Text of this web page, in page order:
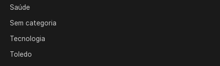
Saúde
Sem categoria
Tecnologia
Toledo